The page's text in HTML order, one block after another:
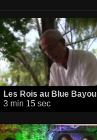
Les Rois au Blue Bayou
3 min 15 sec